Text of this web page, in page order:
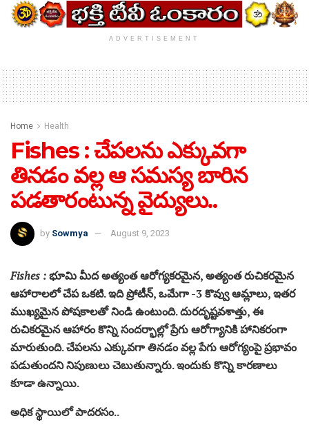
ADVERTISEMENT
Home Health
Fishes : చేపలను ఎక్కువగా
తినడం వల్ల ఆ సమస్య బారిన
పడతారంటున్న వైద్యులు..
by Sowmya August 9, 2023
Fishes :భూమి మీద అత్యంత ఆరోగ్యకరమైన, అత్యంత రుచికరమైన
ఆహారాలలో చేప ఒకటి. ఇది ప్రోటీన్, ఒమేగా -3 కొవ్వు ఆమ్లాలు, ఇతర
ముఖ్యమైన పోషకాలతో నిండి ఉంటుంది. దురదృష్టవశాత్తు, ఈ
రుచికరమైన ఆహారం కొన్ని సందర్భాల్లో ప్రేగు ఆరోగ్యానికి హానికరంగా
మారుతుంది. చేపలను ఎక్కువగా తినడం వల్ల పేగు ఆరోగ్యంపై ప్రభావం
పడుతుందని నిపుణులు చెబుతున్నారు. ఇందుకు కొన్ని కారణాలు
కూడా ఉన్నాయి.
అధిక స్థాయిలో పాదరసం..